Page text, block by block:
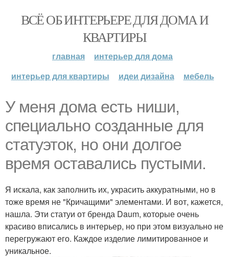
ВСЁ ОБ ИНТЕРЬЕРЕ ДЛЯ ДОМА И
КВАРТИРЫ
главная
интерьер для дома
интерьер для квартиры
идеи дизайна мебель
У меня дома есть ниши,
специально созданные для
статуэток, но они долгое
время оставались пустыми.
Я искала, как заполнить их, украсить аккуратными, но в
тоже время не "Кричащими" элементами. И вот, кажется,
нашла. Эти статуи от бренда Daum, которые очень
красиво вписались в интерьер, но при этом визуально не
перегружают его. Каждое изделие лимитированное и
уникальное.